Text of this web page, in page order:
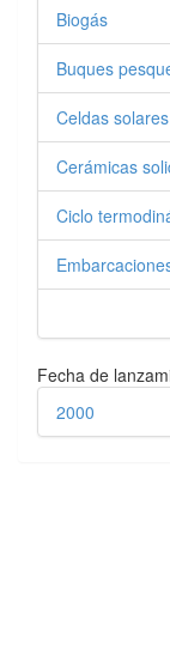
Biogás
Buques
Celdas solares
Cerámicas
Ciclo
Fecha de
2000